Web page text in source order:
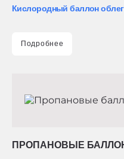
Кислородный баллон
Подробнее
ПРОПАНОВЫЕ